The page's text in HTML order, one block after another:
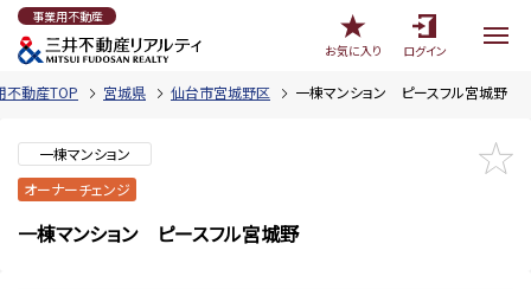
事業用不動産
お気に入り
ログイン
不動産TOP 宮城県 仙台市宮城野区 一棟マンション ピースフル宮城野
一棟マンション
オーナーチェンジ
一棟マンション ピースフル宮城野